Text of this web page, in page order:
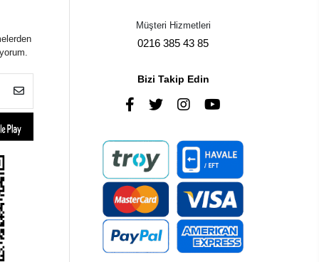
Müşteri Hizmetleri
0216 385 43 85
Bizi Takip Edin